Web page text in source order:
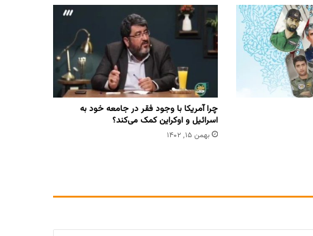
چرا آمریکا با وجود فقر در جامعه خود به
اسرائیل و اوکراین کمک می‌کند؟
بهمن ۱۵, ۱۴۰۲